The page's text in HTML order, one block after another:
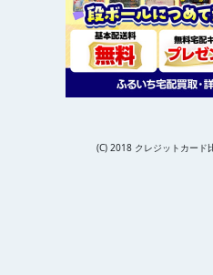
(C) 2018 クレジットカー